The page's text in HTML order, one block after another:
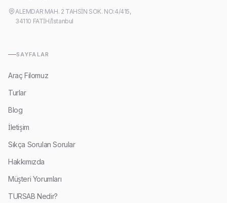
ALEMDAR MAH. 2 TAHSİN SOK. NO:4/415,
34110 FATİH/İstanbul
SAYFALAR
Araç Filomuz
Turlar
Blog
İletişim
Sıkça Sorulan Sorular
Hakkımızda
Müşteri Yorumları
TURSAB Nedir?